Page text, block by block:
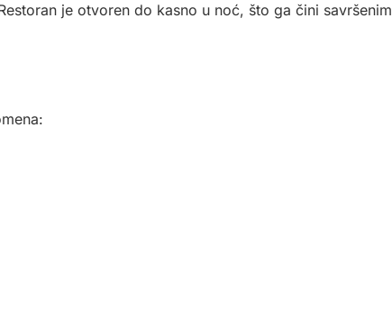
je otvoren do kasno u noć, što ga čini savršenim